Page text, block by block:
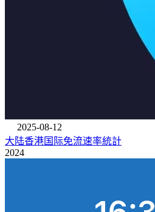
2025-08-12
大陆香港国际免流速率統計
2024